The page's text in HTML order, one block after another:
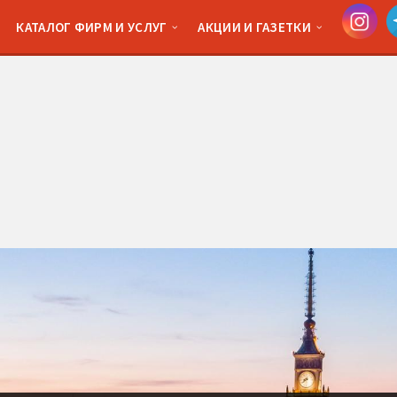
КАТАЛОГ ФИРМ И УСЛУГ АКЦИИ И ГАЗЕТКИ